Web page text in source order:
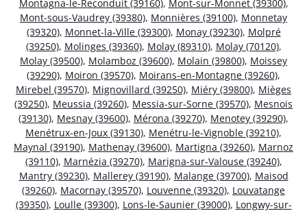
Montagna-le-Reconduit (39160), Mont-sur-Monnet (39300),
Mont-sous-Vaudrey (39380), Monnières (39100), Monnetay
(39320), Monnet-la-Ville (39300), Monay (39230), Molpré
(39250), Molinges (39360), Molay (89310), Molay (70120),
Molay (39500), Molamboz (39600), Molain (39800), Moissey
(39290), Moiron (39570), Moirans-en-Montagne (39260),
Mirebel (39570), Mignovillard (39250), Miéry (39800), Mièges
(39250), Meussia (39260), Messia-sur-Sorne (39570), Mesnois
(39130), Mesnay (39600), Mérona (39270), Menotey (39290),
Menétrux-en-Joux (39130), Menétru-le-Vignoble (39210),
Maynal (39190), Mathenay (39600), Martigna (39260), Marnoz
(39110), Marnézia (39270), Marigna-sur-Valouse (39240),
Mantry (39230), Mallerey (39190), Malange (39700), Maisod
(39260), Macornay (39570), Louvenne (39320), Louvatange
(39350), Loulle (39300), Lons-le-Saunier (39000), Longwy-sur-